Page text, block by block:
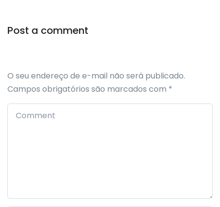
Post a comment
O seu endereço de e-mail não será publicado.
Campos obrigatórios são marcados com *